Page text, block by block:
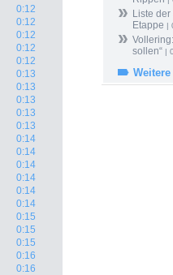
0:12
0:12
0:12
0:12
0:12
0:13
0:13
0:13
0:13
0:13
0:14
0:14
0:14
0:14
0:14
0:14
0:15
0:15
0:15
0:16
0:16
Liste
Etappe |
sollen“ |